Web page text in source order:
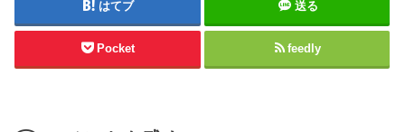
はてブ 送る
Pocket feedly